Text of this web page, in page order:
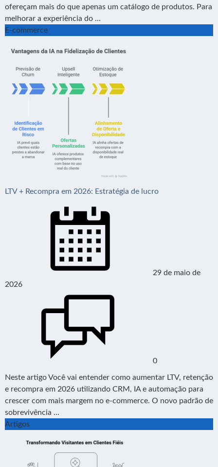
ofereçam mais do que apenas um catálogo de produtos. Para
melhorar a experiência do ...
E-commerce
LTV + Recompra em 2026: Estratégia de lucro
29 de maio de
2026
0
Neste artigo Você vai entender como aumentar LTV, retenção
e recompra em 2026 utilizando CRM, IA e automação para
crescer com mais margem no e-commerce. O novo padrão de
sobrevivência ...
Artigos